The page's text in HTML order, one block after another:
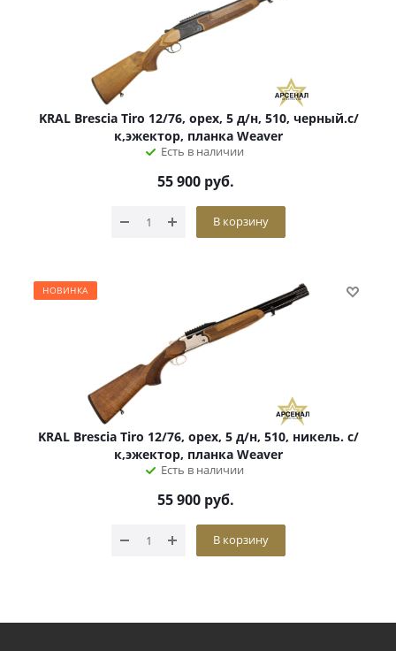
KRAL Brescia Tiro 12/76, орех, 5 д/н, 510, черный.с/
к,эжектор, планка Weaver
Есть в наличии
55 900руб.
В корзину
НОВИНКА
KRAL Brescia Tiro 12/76, орех, 5 д/н, 510, никель. с/
к,эжектор, планка Weaver
Есть в наличии
55 900руб.
В корзину